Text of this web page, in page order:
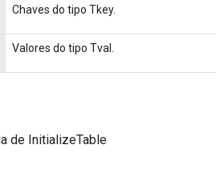
Chaves do tipo Tkey.
Valores do tipo Tval.
de InitializeTable